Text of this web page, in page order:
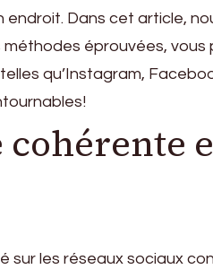
endroit. Dans cet article,
éprouvées, vous
qu’Instagram,
sur les réseaux sociaux